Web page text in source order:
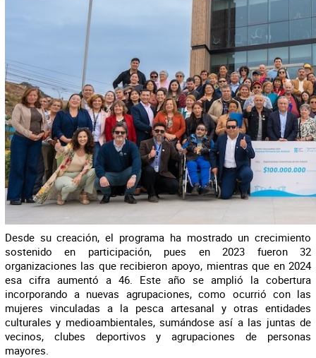
Desde su creación, el programa ha mostrado un crecimiento
sostenido en participación, pues en 2023 fueron 32
organizaciones las que recibieron apoyo, mientras que en 2024
esa cifra aumentó a 46. Este año se amplió la cobertura
incorporando a nuevas agrupaciones, como ocurrió con las
mujeres vinculadas a la pesca artesanal y otras entidades
culturales y medioambientales, sumándose así a las juntas de
vecinos, clubes deportivos y agrupaciones de personas
mayores.